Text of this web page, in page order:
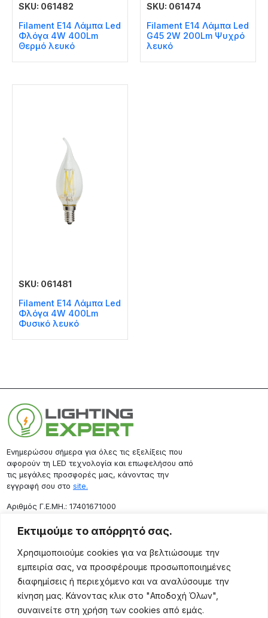
Εκτιμούμε το απόρρητό σας.
Χρησιμοποιούμε cookies για να βελτιώσουμε την
εμπειρία σας, να προσφέρουμε προσωποποιημένες
διαφημίσεις ή περιεχόμενο και να αναλύσουμε την
κίνηση μας. Κάνοντας κλικ στο "Αποδοχή Όλων",
συναινείτε στη χρήση των cookies από εμάς.
SKU: 061482
Filament E14 Λάμπα Led
Φλόγα 4W 400Lm
Θερμό λευκό
SKU: 061474
Filament E14 Λάμπα Led
G45 2W 200Lm Ψυχρό
λευκό
SKU: 061481
Filament E14 Λάμπα Led
Φλόγα 4W 400Lm
Φυσικό λευκό
Ενημερώσου σήμερα για όλες τις εξελίξεις που
αφορούν τη LED τεχνολογία και επωφελήσου από
τις μεγάλες προσφορές μας, κάνοντας την
εγγραφή σου στο site.
Aριθμός Γ.Ε.ΜΗ.: 17401671000
Επικοινωνία
Ρόδου 133, Αθήνα 10443
(+30) 211 725 5427
sales@lightingexpert.gr